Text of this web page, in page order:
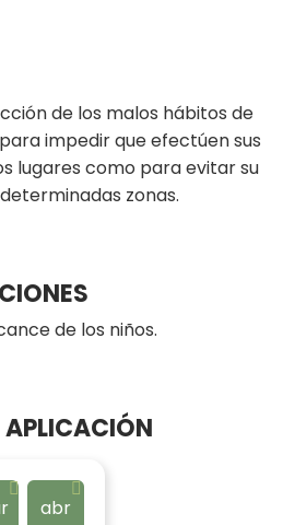
de los malos hábitos de
impedir que efectúen sus
lugares como para evitar su
zonas.
de los niños.
APLICACIÓN
abr